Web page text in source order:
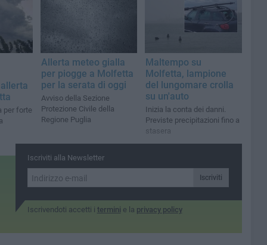
per forte
Allerta meteo gialla
per piogge a Molfetta
per la serata di oggi
Avviso della Sezione
Protezione Civile della
Regione Puglia
Maltempo su
Molfetta, lampione
del lungomare crolla
su un'auto
Inizia la conta dei danni.
Previste precipitazioni fino a
stasera
Iscriviti alla Newsletter
Iscriviti
Iscrivendoti accetti i termini e la privacy policy